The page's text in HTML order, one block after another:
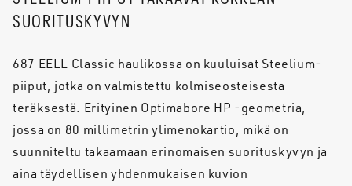
SUORITUSKYVYN
687 EELL Classic haulikossa on kuuluisat Steelium-
piiput, jotka on valmistettu kolmiseosteisesta
teräksestä. Erityinen Optimabore HP -geometria,
jossa on 80 millimetrin ylimenokartio, mikä on
suunniteltu takaamaan erinomaisen suorituskyvyn ja
aina täydellisen yhdenmukaisen kuvion